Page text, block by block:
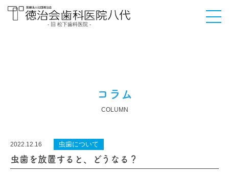
- 旧 松下歯科医院 -
コラム
COLUMN
2022.12.16 虫歯について
虫歯を放置すると、どうなる？